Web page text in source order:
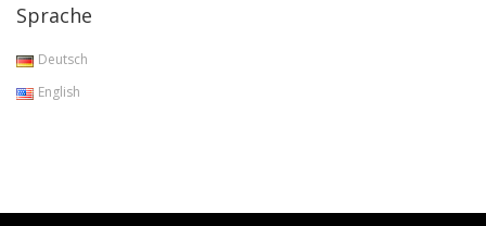
Sprache
Deutsch
English